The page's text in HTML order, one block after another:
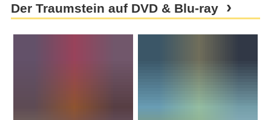
Der Traumstein auf DVD & Blu-ray